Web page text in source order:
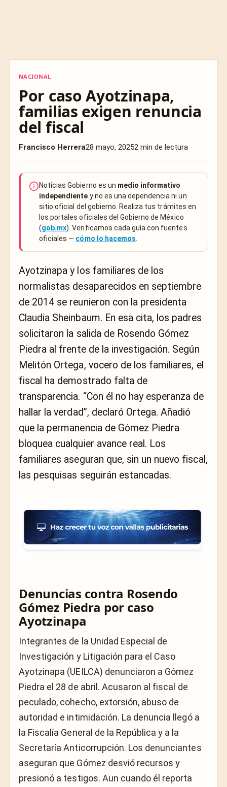
NACIONAL
Por caso Ayotzinapa,
familias exigen renuncia
del fiscal
Francisco Herrera28 mayo, 20252 min de lectura
Noticias Gobierno es un medio informativo
independiente y no es una dependencia ni un
sitio oficial del gobierno. Realiza tus trámites en
los portales oficiales del Gobierno de México
(gob.mx). Verificamos cada guía con fuentes
oficiales — cómo lo hacemos
Ayotzinapa y los familiares de los
normalistas desaparecidos en septiembre
de 2014 se reunieron con la presidenta
Claudia Sheinbaum. En esa cita, los padres
solicitaron la salida de Rosendo Gómez
Piedra al frente de la investigación. Según
Melitón Ortega, vocero de los familiares, el
fiscal ha demostrado falta de
transparencia. “Con él no hay esperanza de
hallar la verdad”, declaró Ortega. Añadió
que la permanencia de Gómez Piedra
bloquea cualquier avance real. Los
familiares aseguran que, sin un nuevo fiscal,
las pesquisas seguirán estancadas.
Denuncias contra Rosendo
Gómez Piedra por caso
Ayotzinapa
Integrantes de la Unidad Especial de
Investigación y Litigación para el Caso
Ayotzinapa (UEILCA) denunciaron a Gómez
Piedra el 28 de abril. Acusaron al fiscal de
peculado, cohecho, extorsión, abuso de
autoridad e intimidación. La denuncia llegó a
la Fiscalía General de la República y a la
Secretaría Anticorrupción. Los denunciantes
aseguran que Gómez desvió recursos y
presionó a testigos. Aun cuando él reporta